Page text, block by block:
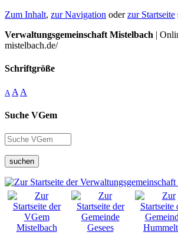
Zum Inhalt, zur Navigation oderzur Startseite
Verwaltungsgemeinschaft Mistelbach |
mistelbach.de/
Schriftgröße
A A A
Suche VGem
suchen